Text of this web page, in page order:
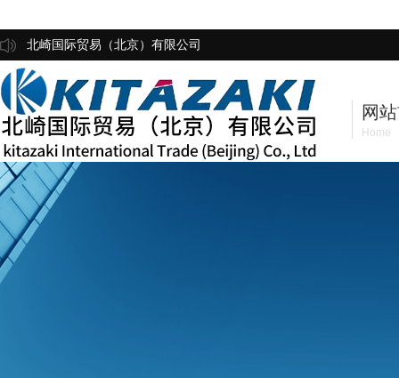
北崎国际贸易（北京）有限公司
网
Home